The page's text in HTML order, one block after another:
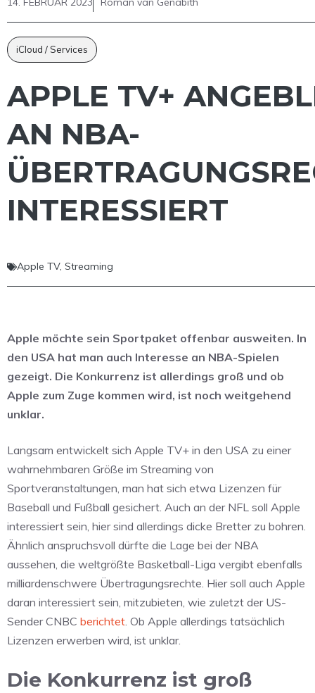
iCloud / Services
APPLE TV+
AN NBA-
INTERESSIERT
Apple TV, Streaming
Apple möchte sein Sportpaket offenbar ausweiten. In
den USA hat man auch Interesse an NBA-Spielen
gezeigt. Die Konkurrenz ist allerdings groß und ob
Apple zum Zuge kommen wird, ist noch weitgehend
unklar.
Langsam entwickelt sich Apple TV+ in den USA zu einer
wahrnehmbaren Größe im Streaming von
Sportveranstaltungen, man hat sich etwa Lizenzen für
Baseball und Fußball gesichert. Auch an der NFL soll Apple
interessiert sein, hier sind allerdings dicke Bretter zu bohren.
Ähnlich anspruchsvoll dürfte die Lage bei der NBA
aussehen, die weltgrößte Basketball-Liga vergibt ebenfalls
milliardenschwere Übertragungsrechte. Hier soll auch Apple
daran interessiert sein, mitzubieten, wie zuletzt der US-
Sender CNBC berichtet. Ob Apple allerdings tatsächlich
Lizenzen erwerben wird, ist unklar.
Die Konkurrenz ist groß